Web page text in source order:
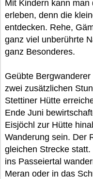
Mit Kindern kann
erleben, denn die
entdecken. Rehe,
ganz viel unberührte
ganz Besonderes.
Geübte
zwei zusätzlichen
Stettiner Hütte
Ende Juni
Eisjöchl zur Hütte
Wanderung sein. Der
gleichen Strecke
ins Passeiertal
Meran oder in das